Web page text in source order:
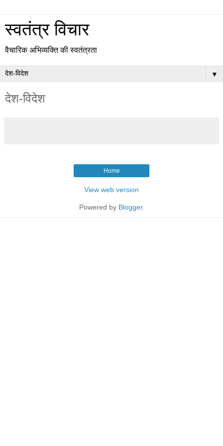
स्वतंत्र विचार
वैचारिक अभिव्यक्ति की स्वतंत्रता
▼
देश-विदेश
Home
View web version
Powered by Blogger.